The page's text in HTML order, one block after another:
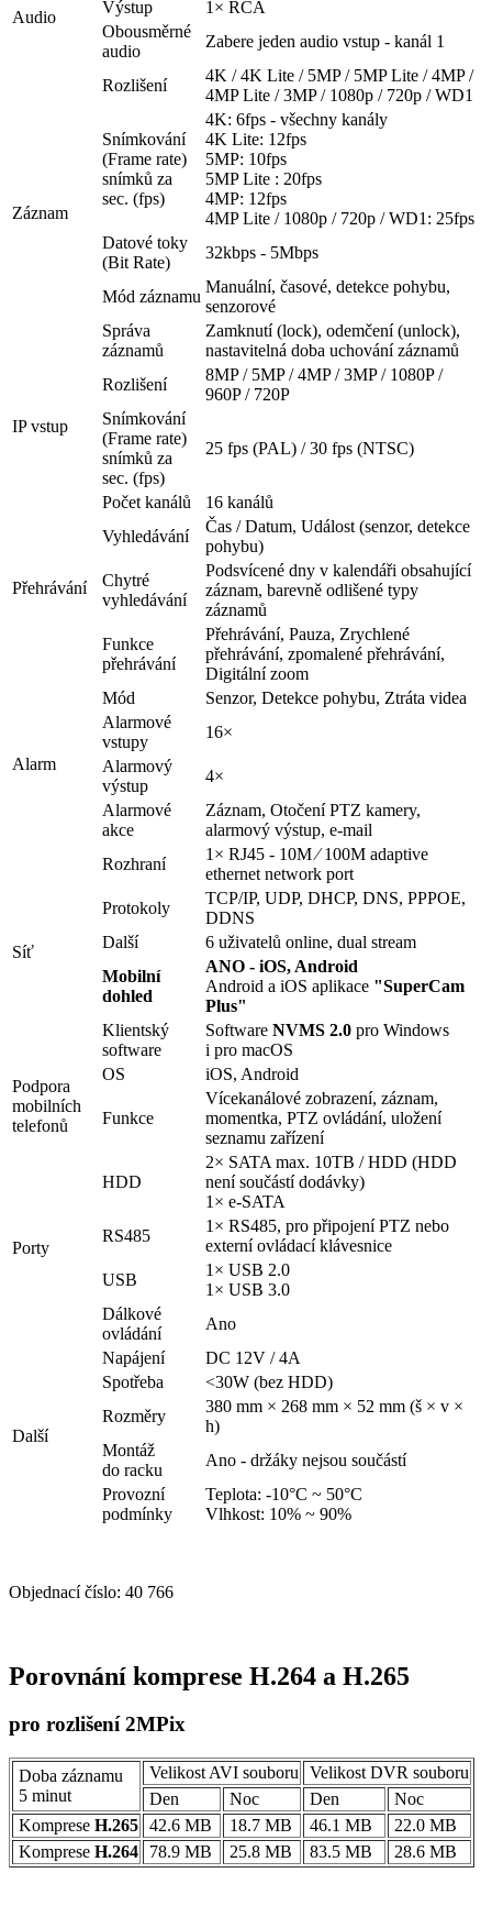
Audio
Výstup
1× RCA
Obousměrné
audio
Zabere jeden audio vstup - kanál 1
Záznam
Rozlišení
4K / 4K Lite / 5MP / 5MP Lite / 4MP /
4MP Lite / 3MP / 1080p / 720p / WD1
Snímkování
(Frame rate)
snímků za
sec. (fps)
4K: 6fps - všechny kanály
4K Lite: 12fps
5MP: 10fps
5MP Lite : 20fps
4MP: 12fps
4MP Lite / 1080p / 720p / WD1: 25fps
Datové toky
(Bit Rate)
32kbps - 5Mbps
Mód záznamu
Manuální, časové, detekce pohybu,
senzorové
Správa
záznamů
Zamknutí (lock), odemčení (unlock),
nastavitelná doba uchování záznamů
IP vstup
Rozlišení
8MP / 5MP / 4MP / 3MP / 1080P /
960P / 720P
Snímkování
(Frame rate)
snímků za
sec. (fps)
25 fps (PAL) / 30 fps (NTSC)
Přehrávání
Počet kanálů
16 kanálů
Vyhledávání
Čas / Datum, Událost (senzor, detekce
pohybu)
Chytré
vyhledávání
Podsvícené dny v kalendáři obsahující
záznam, barevně odlišené typy
záznamů
Funkce
přehrávání
Přehrávání, Pauza, Zrychlené
přehrávání, zpomalené přehrávání,
Digitální zoom
Alarm
Mód
Senzor, Detekce pohybu, Ztráta videa
Alarmové
vstupy
16×
Alarmový
výstup
4×
Alarmové
akce
Záznam, Otočení PTZ kamery,
alarmový výstup, e-mail
Síť
Rozhraní
1× RJ45 - 10M ⁄ 100M adaptive
ethernet network port
Protokoly
TCP/IP, UDP, DHCP, DNS, PPPOE,
DDNS
Další
6 uživatelů online, dual stream
Mobilní
dohled
ANO - iOS, Android
Android a iOS aplikace "SuperCam
Plus"
Klientský
software
Software NVMS 2.0 pro Windows
i pro macOS
Podpora
mobilních
telefonů
OS iOS, Android
Funkce
Vícekanálové zobrazení, záznam,
momentka, PTZ ovládání, uložení
seznamu zařízení
Porty
HDD
2× SATA max. 10TB / HDD (HDD
není součástí dodávky)
1× e-SATA
RS485
1× RS485, pro připojení PTZ nebo
externí ovládací klávesnice
USB
1× USB 2.0
1× USB 3.0
Dálkové
ovládání
Ano
Další
Napájení
DC 12V / 4A
Spotřeba
<30W (bez HDD)
Rozměry
380 mm × 268 mm × 52 mm (š × v ×
h)
Montáž
do racku
Ano - držáky nejsou součástí
Provozní
podmínky
Teplota: -10°C ~ 50°C
Vlhkost: 10% ~ 90%
Objednací číslo: 40 766
Porovnání komprese H.264 a H.265
pro rozlišení 2MPix
Doba záznamu
5 minut
Velikost AVI souboru
Velikost DVR souboru
Den
Noc Den
Noc
Komprese H.265 42.6 MB 18.7 MB 46.1 MB
22.0 MB
Komprese H.264 78.9 MB 25.8 MB 83.5 MB 28.6 MB